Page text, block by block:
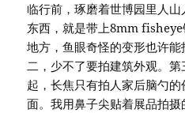
临行前，琢磨着世博园里人
东西，就是带上8mm
地方，鱼眼奇怪的变形也许
二，少不了要拍建筑外观。
起，长焦只有拍人家后脑勺
面。我用鼻子尖贴着展品拍